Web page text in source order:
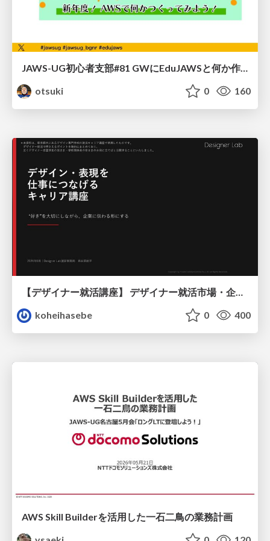
JAWS-UG初心者支部#81 GWにEduJAWSと何か作ろうもくもく会！
otsuki
0 160
【デザイナー就活講座】 デザイナー就活市場・企業探し・ポートフォリオのポイント
koheihasebe
0 400
AWS Skill Builderを活用した一石二鳥の業務計画